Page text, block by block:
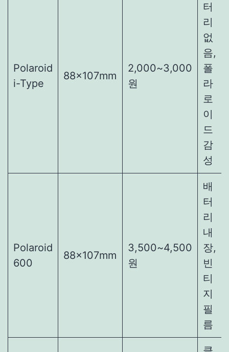
Polaroid
i-Type
88×107mm
2,000~3,000
원
터
리
없
음,
폴
라
로
이
드
감
성
Polaroid
600
88×107mm
3,500~4,500
원
배
터
리
내
장,
빈
티
지
필
름